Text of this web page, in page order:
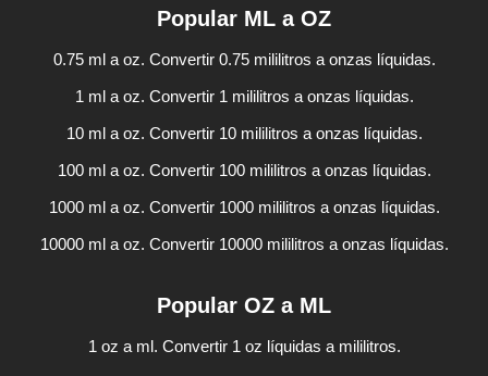
Popular ML a OZ
0.75 ml a oz. Convertir 0.75 mililitros a onzas líquidas.
1 ml a oz. Convertir 1 mililitros a onzas líquidas.
10 ml a oz. Convertir 10 mililitros a onzas líquidas.
100 ml a oz. Convertir 100 mililitros a onzas líquidas.
1000 ml a oz. Convertir 1000 mililitros a onzas líquidas.
10000 ml a oz. Convertir 10000 mililitros a onzas líquidas.
Popular OZ a ML
1 oz a ml. Convertir 1 oz líquidas a mililitros.